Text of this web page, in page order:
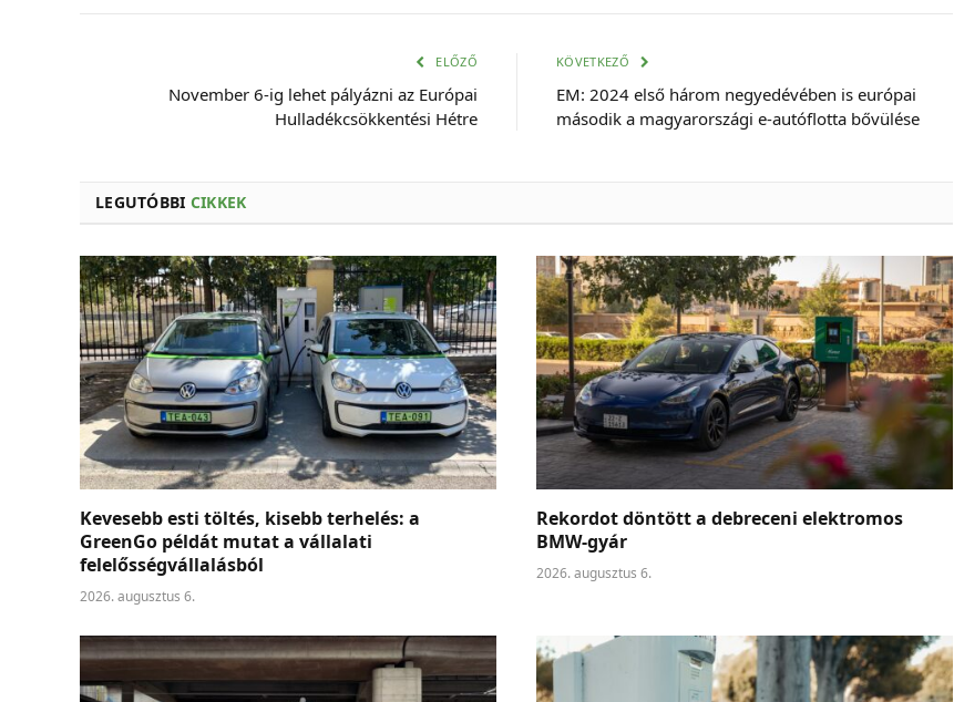
ELŐZŐ
November 6-ig lehet pályázni az Európai
Hulladékcsökkentési Hétre
KÖVETKEZŐ
EM: 2024 első három negyedévében is európai
második a magyarországi e-autóflotta bővülése
LEGUTÓBBI CIKKEK
Kevesebb esti töltés, kisebb terhelés: a
GreenGo példát mutat a vállalati
felelősségvállalásból
2026. augusztus 6.
Rekordot döntött a debreceni elektromos
BMW-gyár
2026. augusztus 6.